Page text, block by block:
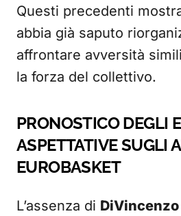
Questi precedenti
abbia già saputo
affrontare avversità
la forza del collettivo.
PRONOSTICO DEGLI
ASPETTATIVE SUGLI
EUROBASKET
L’assenza di DiVincenzo